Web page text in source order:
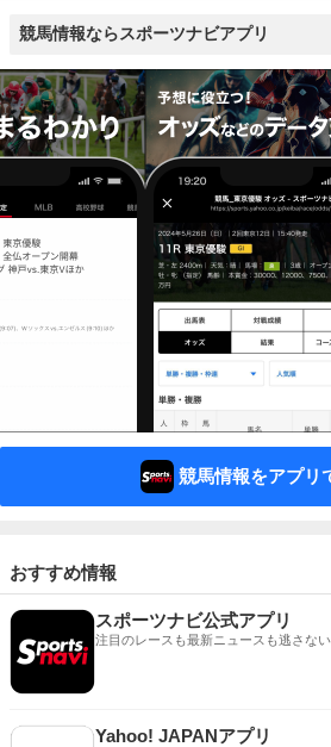
競馬情報ならスポーツナビアプリ
競馬情報をアプリ
おすすめ情報
スポーツナビ公式アプリ
注目のレースも最新ニュースも逃さない
Yahoo! JAPANアプリ